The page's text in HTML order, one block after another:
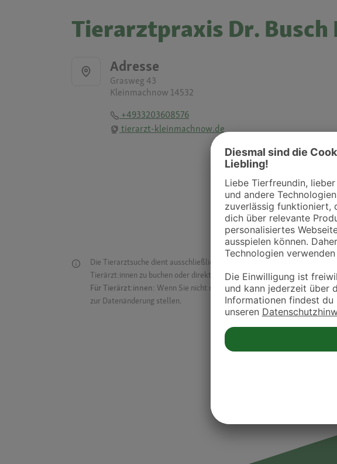
Tierarztpraxis Dr.
Adresse
Grasweg 43
Kleinmachnow 14532
+4933203608576
tierarzt-kleinmachnow.de
Die Tierarztsuche dient ausschließlich dazu, Tierarztpraxen und
Tierärzt:innen zu buchen oder direkt mit ihnen in Kontakt zu treten.
Für Tierärzt:innen: Wenn Sie nicht mehr auf der Dr. Fressnapf
zur Datenänderung stellen.